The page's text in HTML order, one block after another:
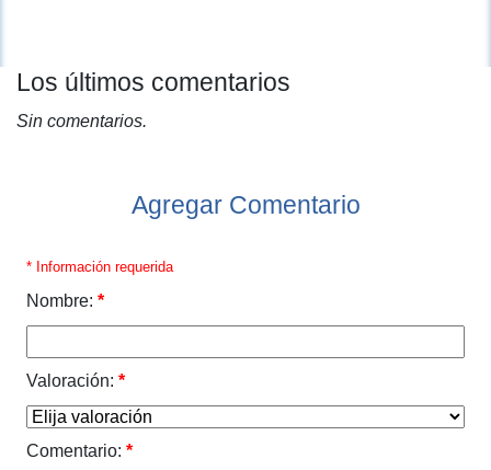
Los últimos comentarios
Sin comentarios.
Agregar Comentario
* Información requerida
Nombre: *
Valoración: *
Comentario: *